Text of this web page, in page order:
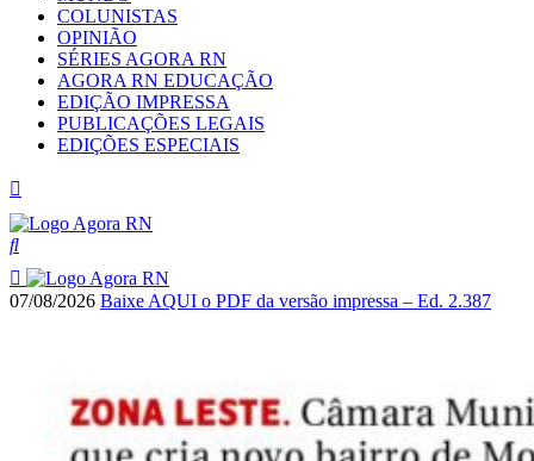
COLUNISTAS
OPINIÃO
SÉRIES AGORA RN
AGORA RN EDUCAÇÃO
EDIÇÃO IMPRESSA
PUBLICAÇÕES LEGAIS
EDIÇÕES ESPECIAIS
07/08/2026 Baixe AQUI o PDF da versão impressa – Ed. 2.387